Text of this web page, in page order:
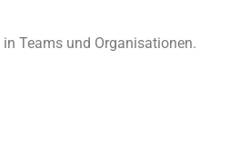
Teams und Organisationen.